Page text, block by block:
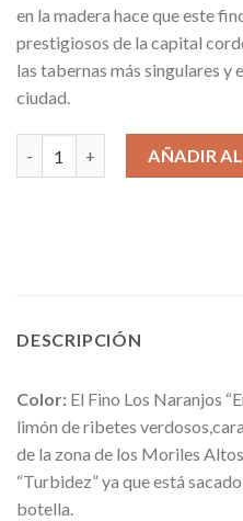
en la madera hace que este
prestigiosos de la capital
las tabernas más singulares y
ciudad.
Fino Los Naranjos - Caja 6
AÑADIR
DESCRIPCIÓN
Color: El Fino Los Naranjos
limón de ribetes
de la zona de los Moriles
“Turbidez” ya que está
botella.